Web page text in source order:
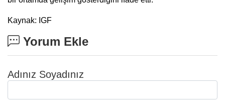
Kaynak: IGF
Yorum Ekle
Adınız Soyadınız